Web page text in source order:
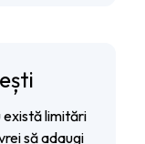
există limitări
să adaugi